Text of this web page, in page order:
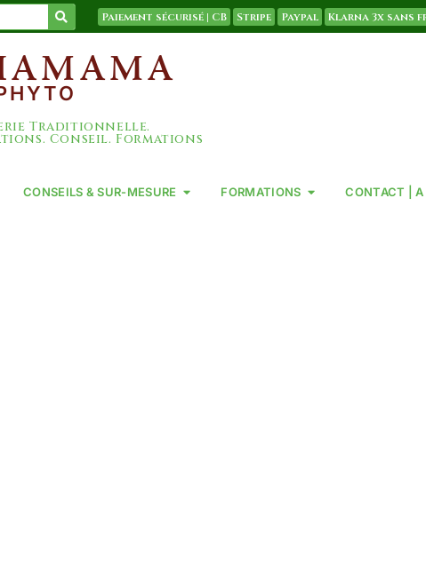
Paiement sécurisé | CB Stripe Paypal Klarna 3x sans
Traditionnelle.
Conseil. Formations
CONSEILS & SUR-MESURE FORMATIONS CONTACT | A